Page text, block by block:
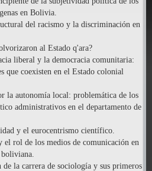
en Bolivia.
del racismo y la discriminación en
al Estado q'ara?
liberal y la democracia comunitaria:
que coexisten en el Estado colonial
la autonomía local: problemática de los
administrativos en el departamento de
y el eurocentrismo científico.
el rol de los medios de comunicación en
boliviana.
de la carrera de sociología y sus primeros